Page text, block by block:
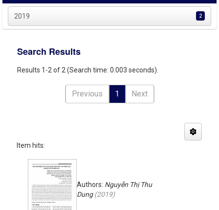
2019 2
Search Results
Results 1-2 of 2 (Search time: 0.003 seconds).
Previous 1 Next
Item hits:
Authors: Nguyễn Thị Thu
Dung(2019)